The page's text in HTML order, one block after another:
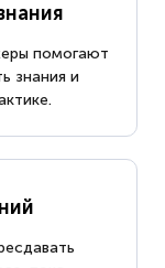
помогают
знания и